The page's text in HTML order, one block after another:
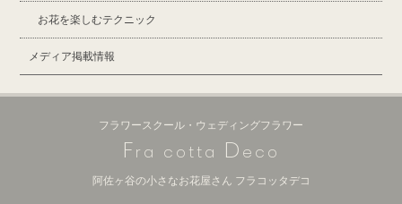
お花を楽しむテクニック
メディア掲載情報
フラワースクール・ウェディングフラワー
Fra cotta D eco
阿佐ヶ谷の小さなお花屋さん フラコッタデコ